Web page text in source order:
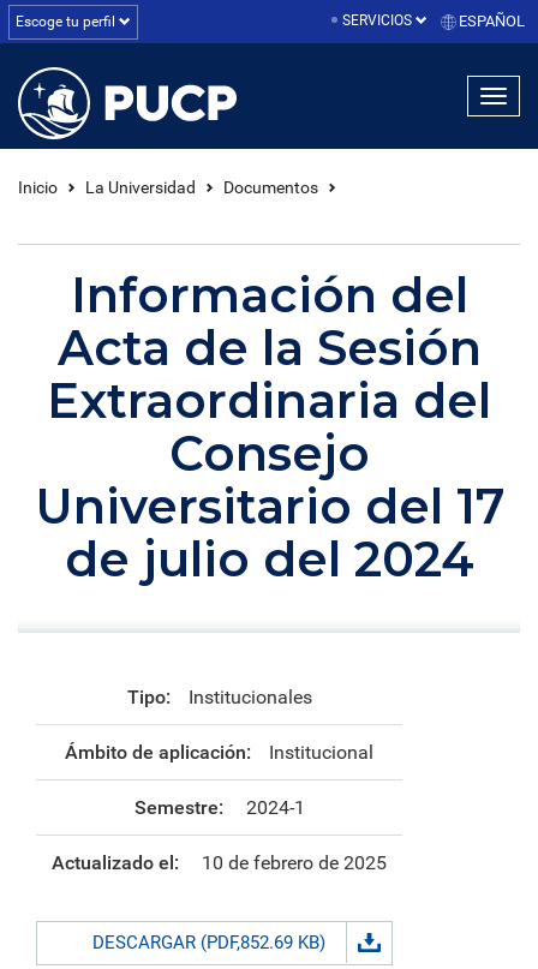
Escoge tu perfil SERVICIOS ESPAÑOL
Inicio La Universidad Documentos
Información del
Acta de la Sesión
Extraordinaria del
Consejo
Universitario del 17
de julio del 2024
Tipo: Institucionales
Ámbito de aplicación: Institucional
Semestre: 2024-1
Actualizado el: 10 de febrero de 2025
DESCARGAR (PDF,852.69 KB)